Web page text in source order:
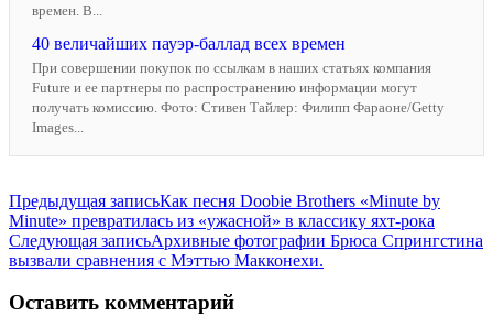
времен. В...
40 величайших пауэр-баллад всех времен
При совершении покупок по ссылкам в наших статьях компания
Future и ее партнеры по распространению информации могут
получать комиссию. Фото: Стивен Тайлер: Филипп Фараоне/Getty
Images...
Навигация
по
записям
Предыдущая записьКак песня Doobie Brothers «Minute by
Minute» превратилась из «ужасной» в классику яхт-рока
Следующая записьАрхивные фотографии Брюса Спрингстина
вызвали сравнения с Мэттью Макконехи.
Оставить комментарий